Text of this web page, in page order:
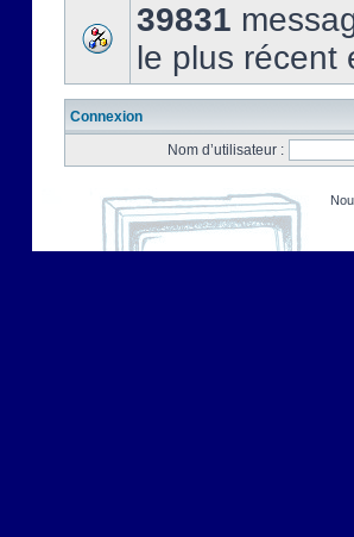
39831
le plus récent
Connexion
Nom d’utilisateur :